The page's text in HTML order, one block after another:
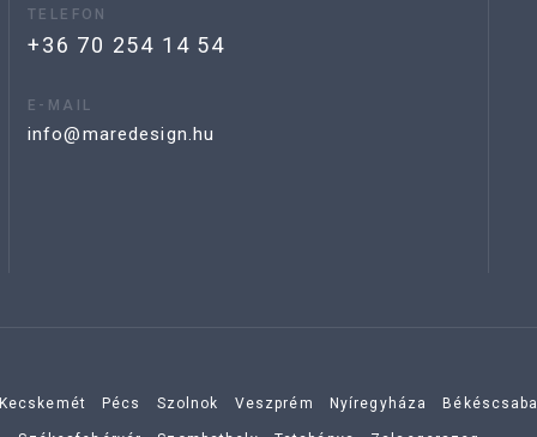
TELEFON
+36 70 254 14 54
E-MAIL
info@maredesign.hu
Kecskemét Pécs Szolnok Veszprém Nyíregyháza Békéscsaba